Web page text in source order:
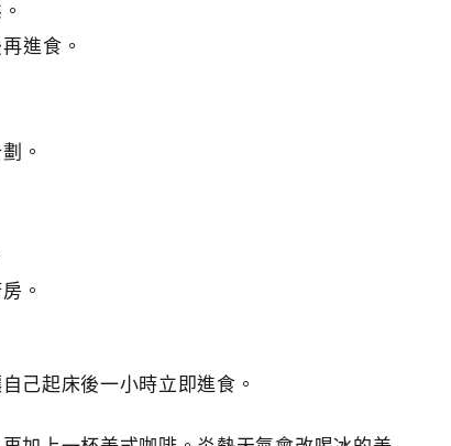
進食。
。
。
己起床後一小時立即進食。